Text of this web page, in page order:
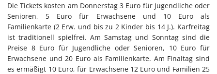
Die Tickets kosten am Donnerstag 3 Euro für Jugendliche oder
Senioren, 5 Euro für Erwachsene und 10 Euro als
Familienkarte (2 Erw. und bis zu 2 Kinder bis 14 J.). Karfreitag
ist traditionell spielfrei. Am Samstag und Sonntag sind die
Preise 8 Euro für Jugendliche oder Senioren, 10 Euro für
Erwachsene und 20 Euro als Familienkarte. Am Finaltag sind
es ermäßigt 10 Euro, für Erwachsene 12 Euro und Familien 25